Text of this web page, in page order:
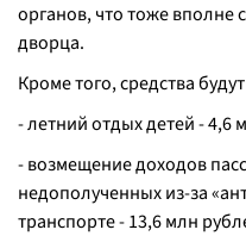
органов, что тоже вполне
дворца.
Кроме того, средства
- летний отдых детей - 4,6
- возмещение доходов
недополученных из-за
транспорте - 13,6 млн